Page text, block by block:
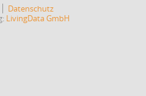
Datenschutz
LivingData GmbH